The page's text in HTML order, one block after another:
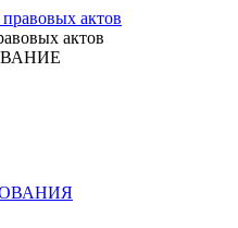
актов